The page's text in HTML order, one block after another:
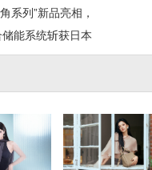
系列”新品亮相，
能系统斩获日本